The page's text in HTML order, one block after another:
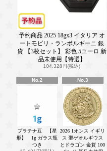
予約商品 2025 18gx3 イタリア オ
ートモビリ・ランボルギーニ 銀
貨 【3枚セット】 彩色 5ユーロ 新
品未使用【特選】
104,328円(税込)
No.2
プラチナ豆 【星
形】 1g ガラス瓶
つき
No.3
2026 1オンス イギリ
ス 聖ゲオルギウス
とドラゴン 金貨 100